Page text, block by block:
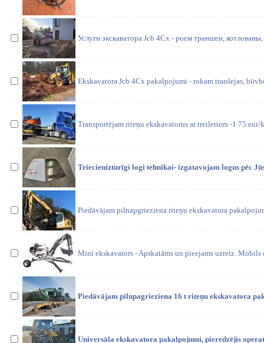
Услуги экскаватора Jcb 4Cx - роем траншеи, котлованы,
Ekskavatora Jcb 4Cx pakalpojumi - rokam tranšejas,
Transportējam riteņu ekskavatorus ar treileriem -1.75
Triecienizturīgi logi tehnikai- izgatavojam logus pēc
Piedāvājam pilnapgrieziena riteņu ekskavatora
Mini ekskavators - Apskatāms un pieejams uzreiz. Mobils
Piedāvājam pilnpagrieziena 16 t riteņu ekskavatora
Universāla ekskavatora pakalpojumi, pieredzējis